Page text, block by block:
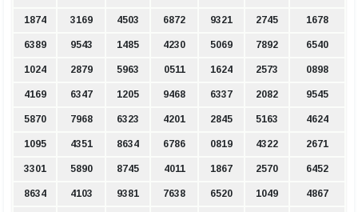
1874 3169 4503 6872 9321 2745 1678
6389 9543 1485 4230 5069 7892 6540
1024 2879 5963 0511 1624 2573 0898
4169 6347 1205 9468 6337 2082 9545
5870 7968 6323 4201 2845 5163 4624
1095 4351 8634 6786 0819 4322 2671
3301 5890 8745 4011 1867 2570 6452
8634 4103 9381 7638 6520 1049 4867